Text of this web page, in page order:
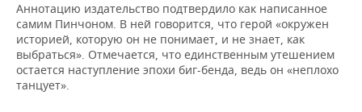
Аннотацию издательство подтвердило как написанное
самим Пинчоном. В ней говорится, что герой «окружен
историей, которую он не понимает, и не знает, как
выбраться». Отмечается, что единственным утешением
остается наступление эпохи биг-бенда, ведь он «неплохо
танцует».